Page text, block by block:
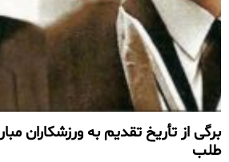
برگی از تأریخ تقدیم به ورزشکاران
طلب